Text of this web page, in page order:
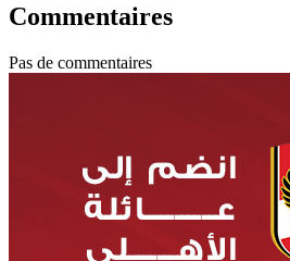
Commentaires
Pas de commentaires